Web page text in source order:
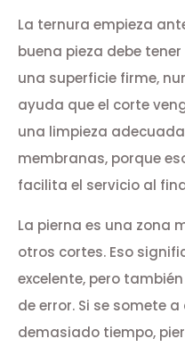
La ternura empieza
buena pieza debe
una superficie firme,
ayuda que el corte
una limpieza
membranas, porque
facilita el servicio al
La pierna es una zona
otros cortes. Eso
excelente, pero
de error. Si se somete
demasiado tiempo,